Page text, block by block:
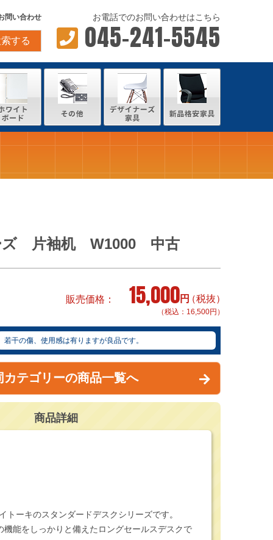
問い合わせ
する
お電話でのお問い合わせはこちら
045-241-5545
ズ 片袖机 W1000 中古
販売価格 15,000円（税抜）
（税込：16,500円）
若干の傷、使用感は有りますが良品です。
カテゴリーの商品一覧へ
商品詳細
トーキのスタンダードデスクシリーズです。
機能をしっかりと備えたロングセールスデスクで